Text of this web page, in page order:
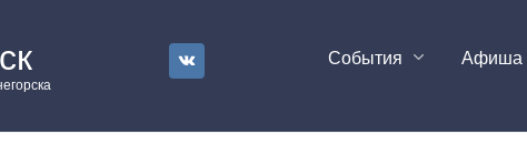
События Афиша